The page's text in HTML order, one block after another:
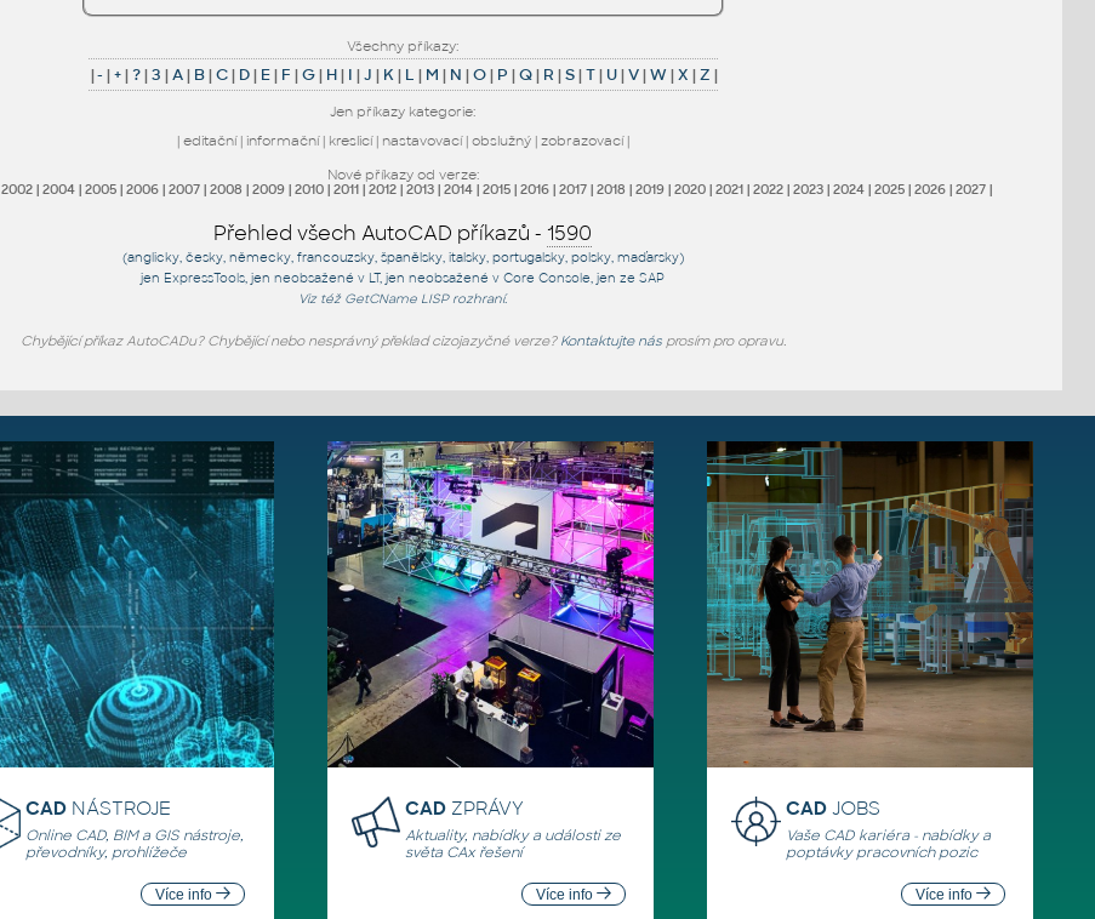
Všechny příkazy:
|- |+|?|3 |A| B|C| D| E| F |G| H| I |J | K| L | M | N |O| P |Q| R |S|T| U|V|W|X |Z |
Jen příkazy kategorie:
| editační| informační| kreslicí| nastavovací| obslužný| zobrazovací|
Nové příkazy od verze:
2002| 2004| 2005| 2006| 2007| 2008 | 2009| 2010| 2011| 2012| 2013| 2014| 2015| 2016| 2017| 2018 | 2019| 2020| 2021| 2022| 2023| 2024| 2025| 2026| 2027|
Přehled všech AutoCAD příkazů - 1590
(anglicky, česky, německy, francouzsky, španělsky, italsky, portugalsky, polsky, maďarsky)
jen ExpressTools, jenneobsažené v LT, jenneobsažené v Core Console, jenze SAP
Viz též GetCName LISP rozhraní.
Chybějící příkaz AutoCADu? Chybějící nebo nesprávný překlad cizojazyčné verze? Kontaktujte násprosím pro opravu.
CAD NÁSTROJE
Online CAD, BIM a GIS nástroje,
převodníky, prohlížeče
Více info
CAD ZPRÁVY
Aktuality, nabídky a události ze
světa CAx řešení
Více info
CADJOBS
Vaše CAD kariéra - nabídky a
poptávky pracovních pozic
Více info